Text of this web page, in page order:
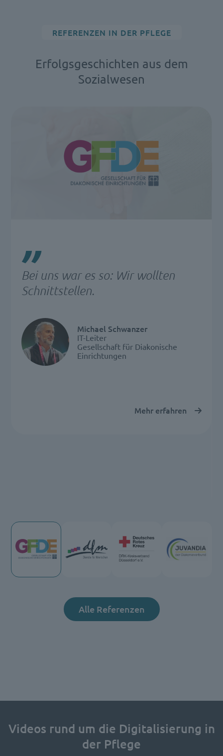
REFERENZEN IN DER PFLEGE
Erfolgsgeschichten aus dem
Sozialwesen
Bei uns war es so: Wir wollten
Schnittstellen.
Michael Schwanzer
IT-Leiter
Gesellschaft für Diakonische
Einrichtungen
Mehr erfahren
Alle Referenzen
Videos rund um die Digitalisierung in
der Pflege